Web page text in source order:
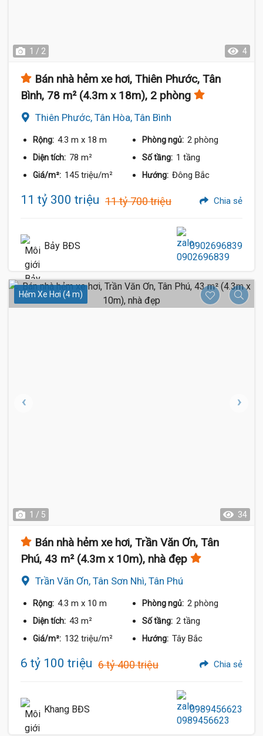
1 / 2 4
Bán nhà hẻm xe hơi, Thiên Phước, Tân
Bình, 78 m² (4.3m x 18m), 2 phòng
Thiên Phước, Tân Hòa, Tân Bình
Rộng: 4.3 m x 18 m Phòng ngủ: 2 phòng
Diện tích: 78 m² Số tầng: 1 tầng
Giá/m²: 145 triệu/m² Hướng: Đông Bắc
11 tỷ 300 triệu 11 tỷ 700 triệu Chia sẻ
Bảy BĐS 0902696839
Hẻm Xe Hơi (4 m)
1 / 5 34
Bán nhà hẻm xe hơi, Trần Văn Ơn, Tân
Phú, 43 m² (4.3m x 10m), nhà đẹp
Trần Văn Ơn, Tân Sơn Nhì, Tân Phú
Rộng: 4.3 m x 10 m Phòng ngủ: 2 phòng
Diện tích: 43 m² Số tầng: 2 tầng
Giá/m²: 132 triệu/m² Hướng: Tây Bắc
6 tỷ 100 triệu 6 tỷ 400 triệu Chia sẻ
Khang BĐS 0989456623